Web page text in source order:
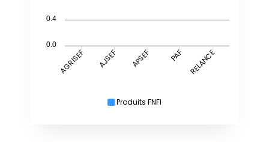
Produits FNFI
0.4
0.0
AGRISEF AJSEF APSEF PAF RELANCE